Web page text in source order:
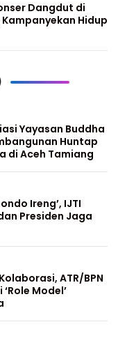
Dangdut di
Hidup
Yayasan Buddha
Huntap
di Aceh Tamiang
Ireng’, IJTI
Presiden Jaga
ATR/BPN
Model’